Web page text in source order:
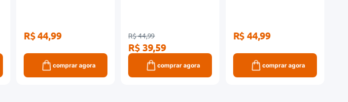
R$ 44,99
comprar agora
R$ 44,99
R$ 39,59
comprar agora
R$ 44,99
comprar agora